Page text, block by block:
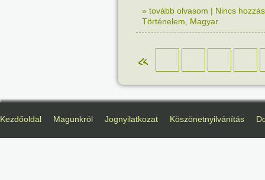
» tovább olvasom | Nincs
Történelem
Magyar
«
Kezdőoldal Magunkról Jognyilatkozat Köszönetnyilvánítás